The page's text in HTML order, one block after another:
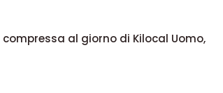
al giorno di Kilocal Uomo,